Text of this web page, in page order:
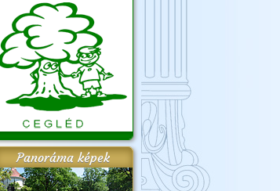
Panoráma képek